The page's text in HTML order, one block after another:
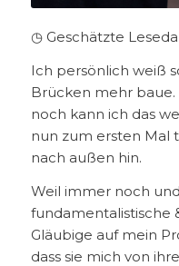
◷ Geschätzte
Ich persönlich weiß
Brücken mehr
noch kann ich das
nun zum ersten Mal
nach außen hin.
Weil immer noch
fundamentalistische
Gläubige auf mein
dass sie mich von